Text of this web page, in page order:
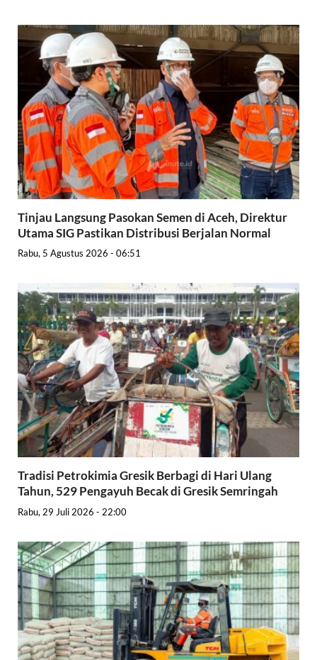
Tinjau Langsung Pasokan Semen di Aceh, Direktur
Utama SIG Pastikan Distribusi Berjalan Normal
Rabu, 5 Agustus 2026 - 06:51
Tradisi Petrokimia Gresik Berbagi di Hari Ulang
Tahun, 529 Pengayuh Becak di Gresik Semringah
Rabu, 29 Juli 2026 - 22:00